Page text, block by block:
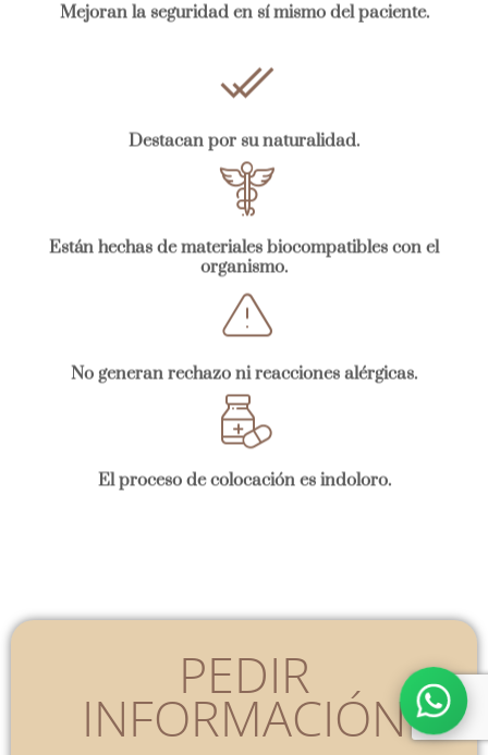
Mejoran la seguridad en sí mismo del paciente.
Destacan por su naturalidad.
Están hechas de materiales biocompatibles con el
organismo.
No generan rechazo ni reacciones alérgicas.
El proceso de colocación es indoloro.
PEDIR
INFORMACIÓN